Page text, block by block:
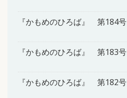
『かもめのひろば』 第184号
『かもめのひろば』 第183号
『かもめのひろば』 第182号